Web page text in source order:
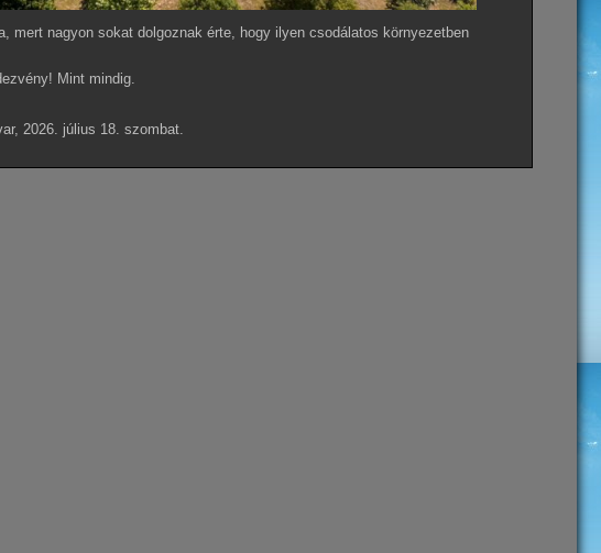
mert nagyon sokat dolgoznak érte, hogy ilyen csodálatos környezetben
Mint mindig.
2026. július 18. szombat.